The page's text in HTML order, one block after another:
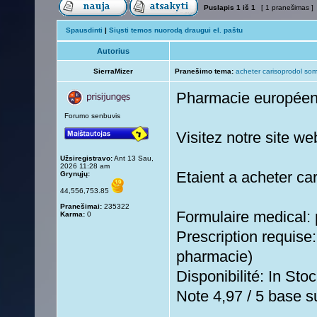
Puslapis 1 iš 1 [ 1 pranešimas ]
Spausdinti | Siųsti temos nuorodą draugui el. paštu
Autorius
SierraMizer Pranešimo tema: acheter carisoprodol
Forumo senbuvis
Užsiregistravo:Ant 13 Sau,
2026 11:28 am
Grynųjų:
44,556,753.85
Pranešimai: 235322
Karma: 0
Pharmacie
Visitez notre site
Etaient a acheter
Formulaire medical:
Prescription
pharmacie)
Disponibilité: In
Note 4,97 / 5 base